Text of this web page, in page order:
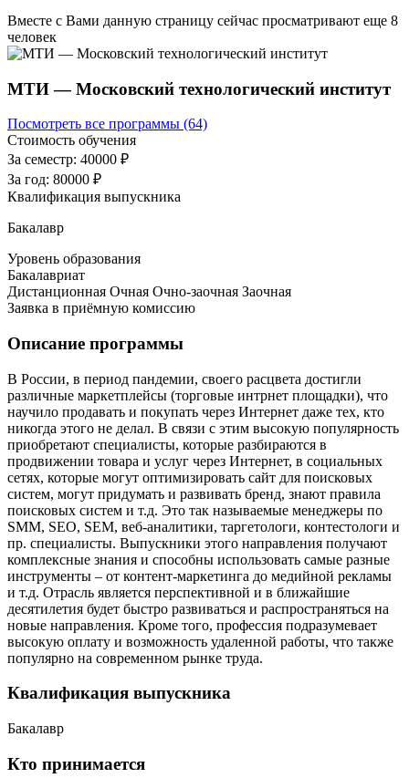
Вместе с Вами данную страницу сейчас просматривают еще 8
человек
МТИ — Московский технологический институт
Посмотреть все программы (64)
Стоимость обучения
За семестр: 40000 ₽
За год: 80000 ₽
Квалификация выпускника
Бакалавр
Уровень образования
Бакалавриат
Дистанционная Очная Очно-заочная Заочная
Заявка в приёмную комиссию
Описание программы
В России, в период пандемии, своего расцвета достигли
различные маркетплейсы (торговые интрнет площадки), что
научило продавать и покупать через Интернет даже тех, кто
никогда этого не делал. В связи с этим высокую популярность
приобретают специалисты, которые разбираются в
продвижении товара и услуг через Интернет, в социальных
сетях, которые могут оптимизировать сайт для поисковых
систем, могут придумать и развивать бренд, знают правила
поисковых систем и т.д. Это так называемые менеджеры по
SMM, SEO, SEM, веб-аналитики, таргетологи, контестологи и
пр. специалисты. Выпускники этого направления получают
комплексные знания и способны использовать самые разные
инструменты – от контент-маркетинга до медийной рекламы
и т.д. Отрасль является перспективной и в ближайшие
десятилетия будет быстро развиваться и распространяться на
новые направления. Кроме того, профессия подразумевает
высокую оплату и возможность удаленной работы, что также
популярно на современном рынке труда.
Квалификация выпускника
Бакалавр
Кто принимается